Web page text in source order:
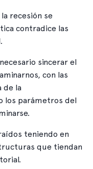
recesión se
contradice las
sincerar el
con las
de la
los parámetros del
teniendo en
que tiendan